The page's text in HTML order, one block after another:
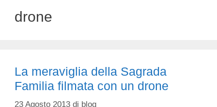
drone
La meraviglia della Sagrada
Familia filmata con un drone
23 Agosto 2013 di blog